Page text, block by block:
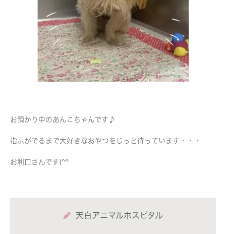
お預かり中のあんこちゃんです♪
指示がでるまで大好きなおやつをじっと待っています・・・
お利口さんです(^^
天白アニマルホスピタル